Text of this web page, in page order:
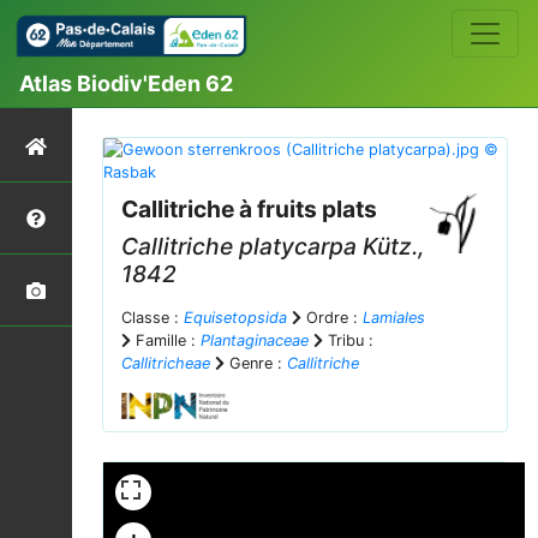
Atlas Biodiv'Eden 62
Callitriche à fruits plats
Callitriche platycarpa Kütz.,
1842
Classe : Equisetopsida Ordre : Lamiales
Famille : Plantaginaceae
Tribu :
Callitricheae
Genre : Callitriche